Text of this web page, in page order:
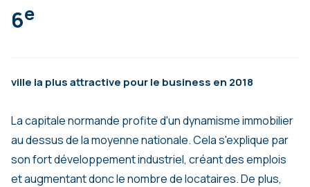
6e
ville la plus attractive pour le business en 2018
La capitale normande profite d'un dynamisme immobilier
au dessus de la moyenne nationale. Cela s'explique par
son fort développement industriel, créant des emplois
et augmentant donc le nombre de locataires. De plus,